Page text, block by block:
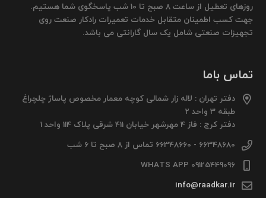
روزهای تعطیل از ساعت 8 صبح تا 10 شب پاسخگوی شما هستیم.
جهت کسب اطمینان متقابل خدمات تعمیرات رادکار صنعت روی
تجهیزات صنعتی شامل یک سال گارانتی می باشد.
تماس باما
دفتر تهران : لاله زار شمالی کوچه معمار مخصوص پاساژ چلچراغ
طبقه 3 واحد 2
دفتر کرج : فاز 4 مهرشهر خیابان 411 شرقی پلاک 114 واحد 1
66348680 - 66348660 تماس از 8 صبح تا 6 شب
09125449096 WHATS APP
info@raadkar.ir